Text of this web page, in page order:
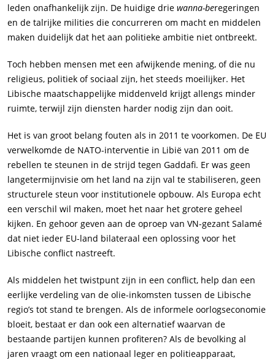
leden onafhankelijk zijn. De huidige drie wanna-beregeringen
en de talrijke milities die concurreren om macht en middelen
maken duidelijk dat het aan politieke ambitie niet ontbreekt.
Toch hebben mensen met een afwijkende mening, of die nu
religieus, politiek of sociaal zijn, het steeds moeilijker. Het
Libische maatschappelijke middenveld krijgt allengs minder
ruimte, terwijl zijn diensten harder nodig zijn dan ooit.
Het is van groot belang fouten als in 2011 te voorkomen. De EU
verwelkomde de NATO-interventie in Libië van 2011 om de
rebellen te steunen in de strijd tegen Gaddafi. Er was geen
langetermijnvisie om het land na zijn val te stabiliseren, geen
structurele steun voor institutionele opbouw. Als Europa echt
een verschil wil maken, moet het naar het grotere geheel
kijken. En gehoor geven aan de oproep van VN-gezant Salamé
dat niet ieder EU-land bilateraal een oplossing voor het
Libische conflict nastreeft.
Als middelen het twistpunt zijn in een conflict, help dan een
eerlijke verdeling van de olie-inkomsten tussen de Libische
regio’s tot stand te brengen. Als de informele oorlogseconomie
bloeit, bestaat er dan ook een alternatief waarvan de
bestaande partijen kunnen profiteren? Als de bevolking al
jaren vraagt om een nationaal leger en politieapparaat,